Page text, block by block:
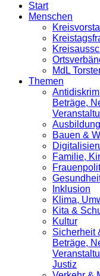
Start
Menschen
MdL
Themen
Beträge,
Bauen &
Familie,
Inklusion
Klima,
Kita &
Kultur
Sicherheit
Beträge,
Justiz